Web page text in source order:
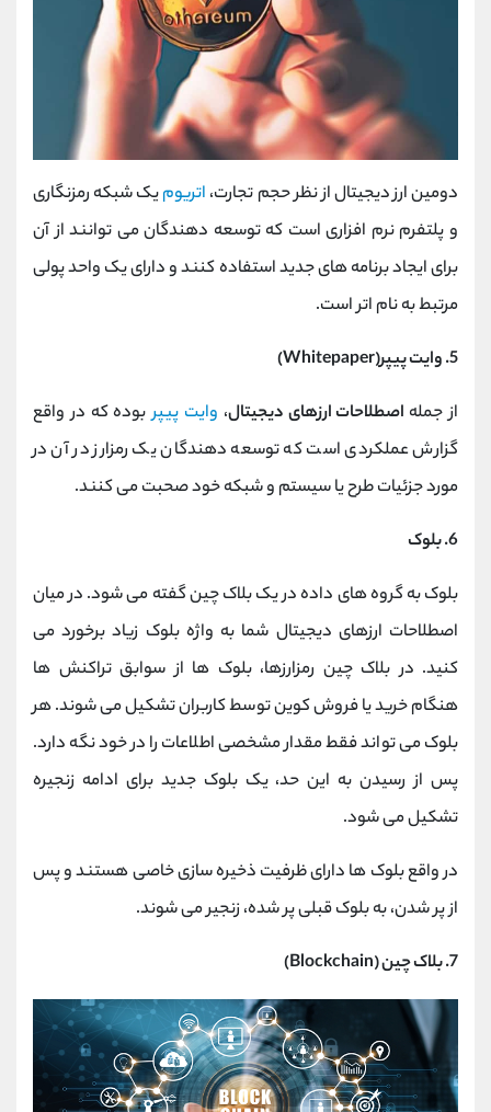
دومین ارز دیجیتال از نظر حجم تجارت، اتریومیک شبکه رمزنگاری
و پلتفرم نرم افزاری است که توسعه دهندگان می توانند از آن
برای ایجاد برنامه های جدید استفاده کنند و دارای یک واحد پولی
مرتبط به نام اتر است.
5. وایت پیپر(Whitepaper)
از جمله اصطلاحات ارزهای دیجیتال، وایت پیپربوده که در واقع
گزارش عملکردی است که توسعه دهندگان یک رمزارز در آن در
مورد جزئیات طرح یا سیستم و شبکه خود صحبت می کنند.
6. بلوک
بلوک به گروه های داده در یک بلاک چین گفته می شود. در میان
اصطلاحات ارزهای دیجیتال شما به واژه بلوک زیاد برخورد می
کنید. در بلاک چین رمزارزها، بلوک ها از سوابق تراکنش ها
هنگام خرید یا فروش کوین توسط کاربران تشکیل می شوند. هر
بلوک می تواند فقط مقدار مشخصی اطلاعات را در خود نگه دارد.
پس از رسیدن به این حد، یک بلوک جدید برای ادامه زنجیره
تشکیل می شود.
در واقع بلوک ها دارای ظرفیت ذخیره سازی خاصی هستند و پس
از پر شدن، به بلوک قبلی پر شده، زنجیر می شوند.
7. بلاک چین (Blockchain)